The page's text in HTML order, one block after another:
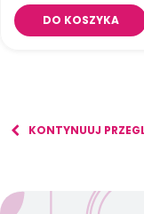
DO KOSZYKA
KONTYNUUJ